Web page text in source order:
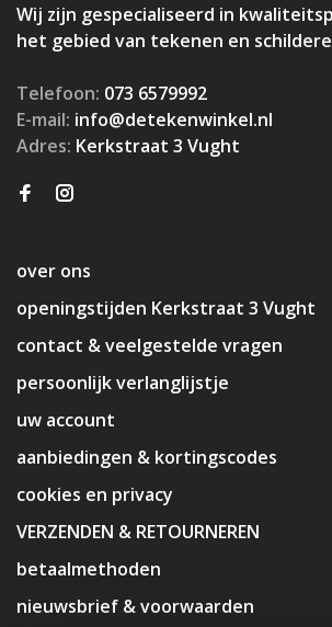
Wij zijn gespecialiseerd in
het gebied van tekenen en
Telefoon: 073 6579992
E-mail: info@detekenwinkel.nl
Adres: Kerkstraat 3 Vught
over ons
openingstijden Kerkstraat 3 Vught
contact & veelgestelde vragen
persoonlijk verlanglijstje
uw account
aanbiedingen & kortingscodes
cookies en privacy
VERZENDEN & RETOURNEREN
betaalmethoden
nieuwsbrief & voorwaarden